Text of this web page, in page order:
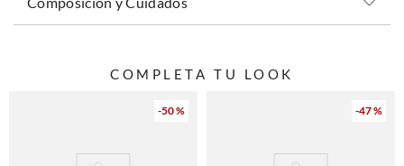
COMPLETA TU LOOK
-50 % -47 %